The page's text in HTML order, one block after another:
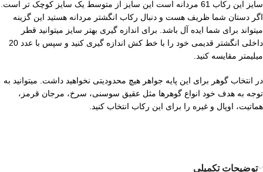
سایز این رکاب 61 مردانه است این سایز از متوسط یک سایز کوچک تر است.
اگر دستان شما ظریف هست و دنبال رکاب انگشتر مردانه هستید این گزینه
میتواند برای شما ایده آل باشد. برای اندازه گیری بهتر سایز میتوانید قطر
داخلی انگشتر قدیمی خود را با خط کش اندازه گیری کنید و سپس با عدد 20
میلیمتر مقایسه کنید.
در انتخاب گوهر برای این پایه جواهر هیچ محدودیتی نخواهید داشت. میتوانید به
توجه به هدف خود انواع گوهرها مثل عقیق سوسنی، سرخ، مرجان قرمز،
هماتیت، اوپال و غیره را برای این رکاب انتخاب کنید.
توضیحات تکمیلی